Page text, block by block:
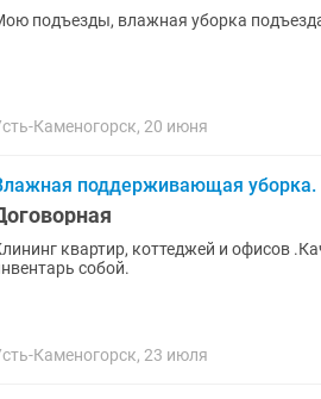
подъезды, влажная уборка
Каменогорск, 20 июня
поддерживающая уборка.
квартир, коттеджей и офисов
собой.
Каменогорск, 23 июля